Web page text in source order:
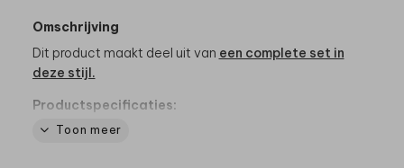
Omschrijving
Dit product maakt deel uit van een complete set in
deze stijl.
Productspecificaties:
- Van het merk Mepal
Toon meer